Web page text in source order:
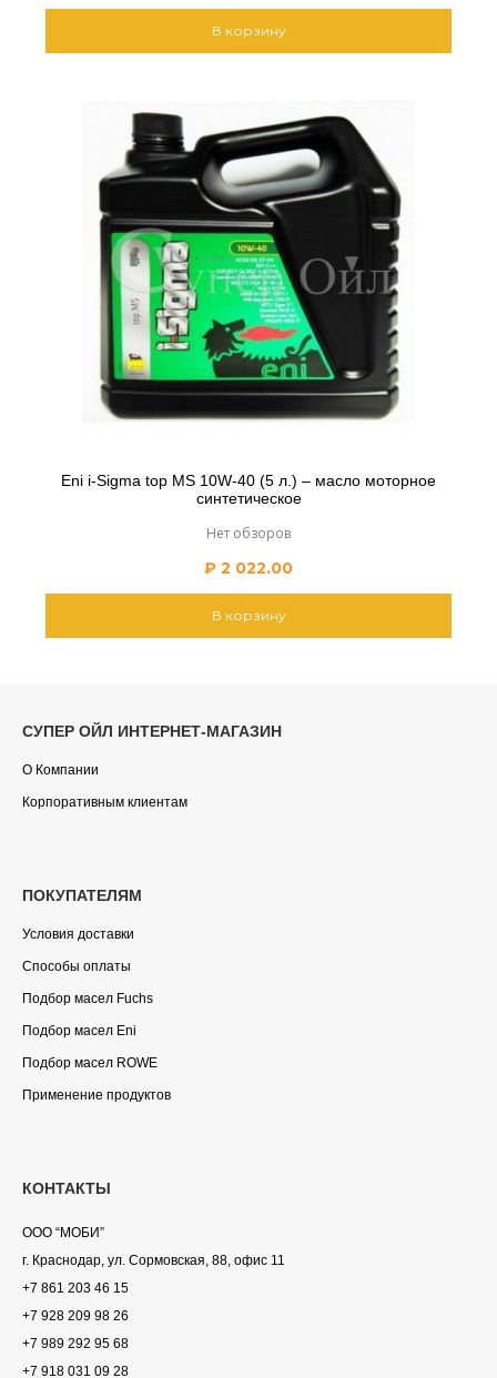
В корзину
Eni i-Sigma top MS 10W-40 (5 л.) – масло моторное
синтетическое
Нет обзоров
₽ 2 022.00
В корзину
СУПЕР ОЙЛ ИНТЕРНЕТ-МАГАЗИН
О Компании
Корпоративным клиентам
ПОКУПАТЕЛЯМ
Условия доставки
Способы оплаты
Подбор масел Fuchs
Подбор масел Eni
Подбор масел ROWE
Применение продуктов
КОНТАКТЫ
ООО “МОБИ”
г. Краснодар, ул. Сормовская, 88, офис 11
+7 861 203 46 15
+7 928 209 98 26
+7 989 292 95 68
+7 918 031 09 28